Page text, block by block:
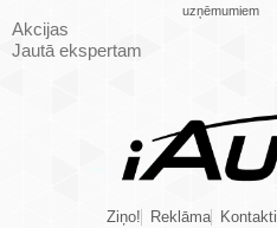
uzņēmumiem
Akcijas
Jautā ekspertam
Ziņo! Reklāma Kontakti